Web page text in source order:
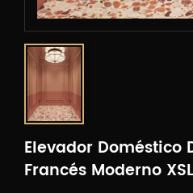
Elevador Doméstico
Francés Moderno XSL